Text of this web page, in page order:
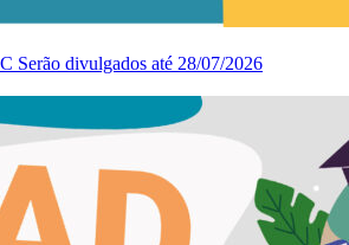
Serão divulgados até 28/07/2026